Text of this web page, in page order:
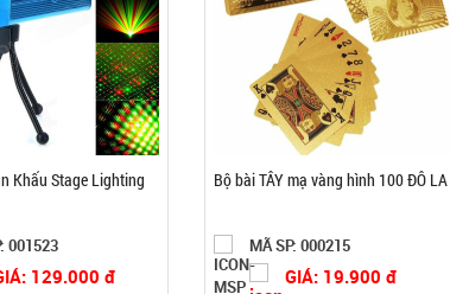
Khấu Stage Lighting
001523
129.000 đ
Bộ bài TÂY mạ vàng hình 100 ĐÔ LA
MÃ SP: 000215
GIÁ: 19.900 đ